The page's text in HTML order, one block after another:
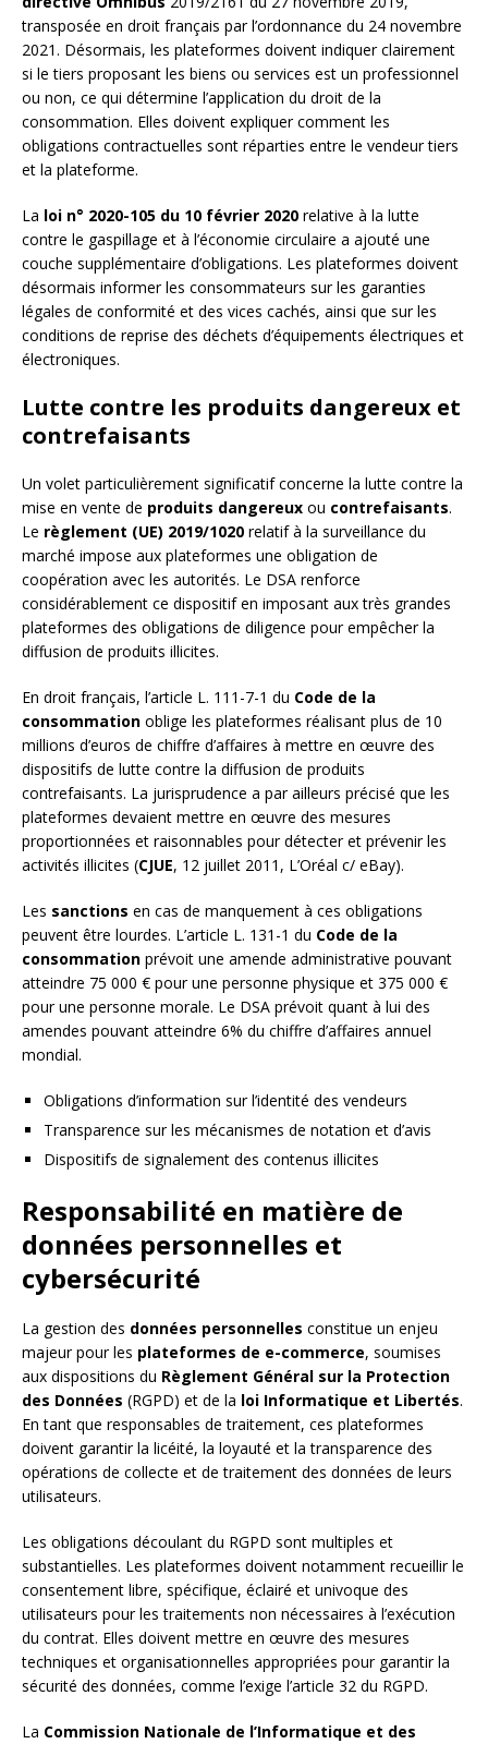
transposée en droit français par l’ordonnance du 24 novembre
2021. Désormais, les plateformes doivent indiquer clairement
si le tiers proposant les biens ou services est un professionnel
ou non, ce qui détermine l’application du droit de la
consommation. Elles doivent expliquer comment les
obligations contractuelles sont réparties entre le vendeur tiers
et la plateforme.
La loi n° 2020-105 du 10 février 2020 relative à la lutte
contre le gaspillage et à l’économie circulaire a ajouté une
couche supplémentaire d’obligations. Les plateformes doivent
désormais informer les consommateurs sur les garanties
légales de conformité et des vices cachés, ainsi que sur les
conditions de reprise des déchets d’équipements électriques et
électroniques.
Lutte contre les produits dangereux et
contrefaisants
Un volet particulièrement significatif concerne la lutte contre la
mise en vente de produits dangereux ou contrefaisants.
Le règlement (UE) 2019/1020 relatif à la surveillance du
marché impose aux plateformes une obligation de
coopération avec les autorités. Le DSA renforce
considérablement ce dispositif en imposant aux très grandes
plateformes des obligations de diligence pour empêcher la
diffusion de produits illicites.
En droit français, l’article L. 111-7-1 du Code de la
consommation oblige les plateformes réalisant plus de 10
millions d’euros de chiffre d’affaires à mettre en œuvre des
dispositifs de lutte contre la diffusion de produits
contrefaisants. La jurisprudence a par ailleurs précisé que les
plateformes devaient mettre en œuvre des mesures
proportionnées et raisonnables pour détecter et prévenir les
activités illicites (CJUE, 12 juillet 2011, L’Oréal c/ eBay).
Les sanctions en cas de manquement à ces obligations
peuvent être lourdes. L’article L. 131-1 du Code de la
consommation prévoit une amende administrative pouvant
atteindre 75 000 € pour une personne physique et 375 000 €
pour une personne morale. Le DSA prévoit quant à lui des
amendes pouvant atteindre 6% du chiffre d’affaires annuel
mondial.
Obligations d’information sur l’identité des vendeurs
Transparence sur les mécanismes de notation et d’avis
Dispositifs de signalement des contenus illicites
Responsabilité en matière de
données personnelles et
cybersécurité
La gestion des données personnelles constitue un enjeu
majeur pour les plateformes de e-commerce, soumises
aux dispositions du Règlement Général sur la Protection
des Données (RGPD) et de la loi Informatique et Libertés.
En tant que responsables de traitement, ces plateformes
doivent garantir la licéité, la loyauté et la transparence des
opérations de collecte et de traitement des données de leurs
utilisateurs.
Les obligations découlant du RGPD sont multiples et
substantielles. Les plateformes doivent notamment recueillir le
consentement libre, spécifique, éclairé et univoque des
utilisateurs pour les traitements non nécessaires à l’exécution
du contrat. Elles doivent mettre en œuvre des mesures
techniques et organisationnelles appropriées pour garantir la
sécurité des données, comme l’exige l’article 32 du RGPD.
La Commission Nationale de l’Informatique et des